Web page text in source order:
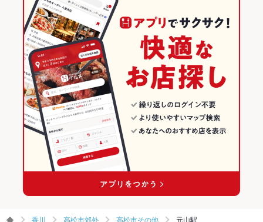
香川 高松市郊外 高松市その他 元山駅